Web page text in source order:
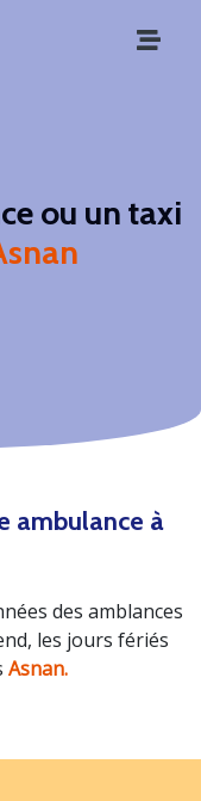
ou un taxi
ambulance à
des amblances
les jours fériés
Asnan.